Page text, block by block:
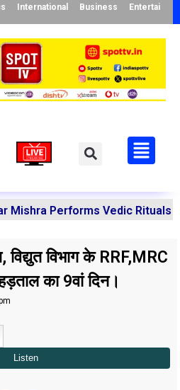
International Business
Vedic Rituals for the
विद्युत विभाग के RRF,MRC
का 9वां दिन।